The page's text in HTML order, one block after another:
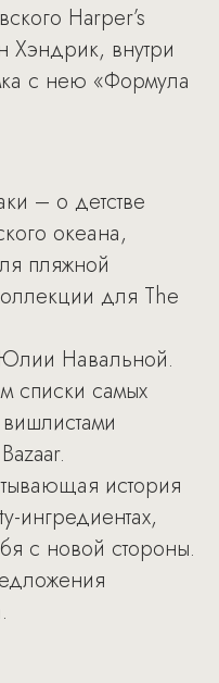
Harper’s
Хэндрик, внутри
с нею «Формула
– о детстве
океана,
пляжной
для The
Навальной.
списки самых
история
ингредиентах,
с новой стороны.